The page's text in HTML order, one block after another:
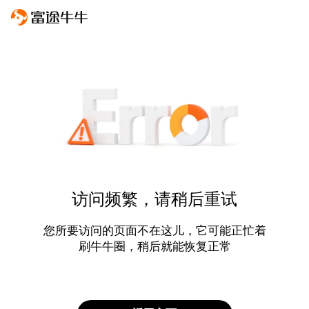
访问频繁，请稍后重试
您所要访问的页面不在这儿，它可能正忙着
刷牛牛圈，稍后就能恢复正常